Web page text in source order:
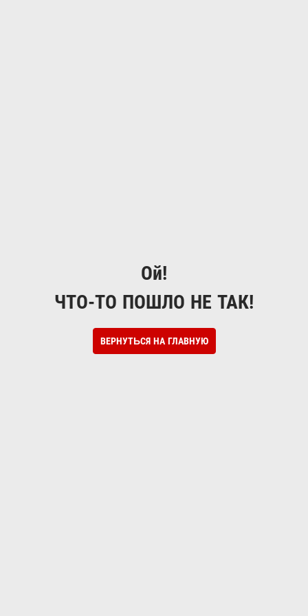
Ой!
ЧТО-ТО ПОШЛО НЕ ТАК!
ВЕРНУТЬСЯ НА ГЛАВНУЮ